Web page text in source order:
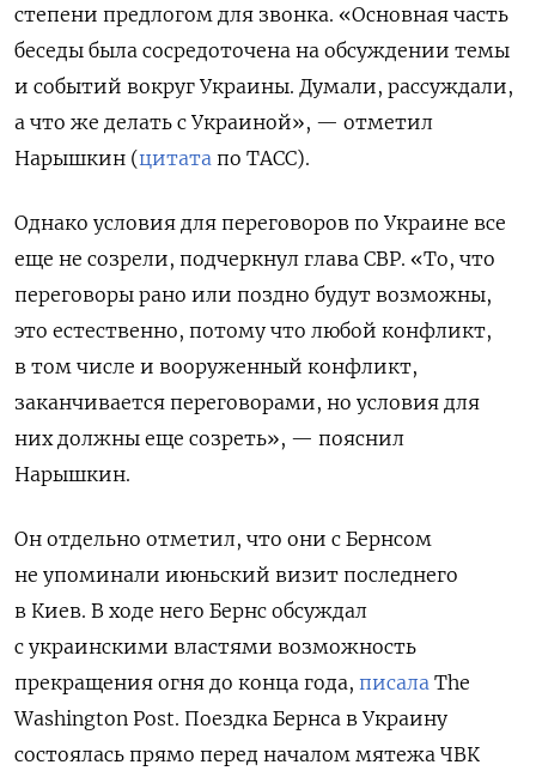
степени предлогом для звонка. «Основная часть
беседы была сосредоточена на обсуждении темы
и событий вокруг Украины. Думали, рассуждали,
а что же делать с Украиной», — отметил
Нарышкин (цитата по ТАСС).
Однако условия для переговоров по Украине все
еще не созрели, подчеркнул глава СВР. «То, что
переговоры рано или поздно будут возможны,
это естественно, потому что любой конфликт,
в том числе и вооруженный конфликт,
заканчивается переговорами, но условия для
них должны еще созреть», — пояснил
Нарышкин.
Он отдельно отметил, что они с Бернсом
не упоминали июньский визит последнего
в Киев. В ходе него Бернс обсуждал
с украинскими властями возможность
прекращения огня до конца года, писала The
Washington Post. Поездка Бернса в Украину
состоялась прямо перед началом мятежа ЧВК